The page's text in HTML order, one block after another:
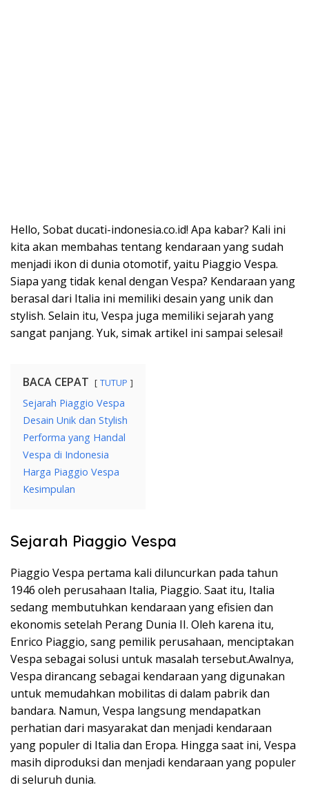
Hello, Sobat ducati-indonesia.co.id! Apa kabar? Kali ini
kita akan membahas tentang kendaraan yang sudah
menjadi ikon di dunia otomotif, yaitu Piaggio Vespa.
Siapa yang tidak kenal dengan Vespa? Kendaraan yang
berasal dari Italia ini memiliki desain yang unik dan
stylish. Selain itu, Vespa juga memiliki sejarah yang
sangat panjang. Yuk, simak artikel ini sampai selesai!
BACA CEPAT TUTUP
Sejarah Piaggio Vespa
Desain Unik dan Stylish
Performa yang Handal
Vespa di Indonesia
Harga Piaggio Vespa
Kesimpulan
Sejarah Piaggio Vespa
Piaggio Vespa pertama kali diluncurkan pada tahun
1946 oleh perusahaan Italia, Piaggio. Saat itu, Italia
sedang membutuhkan kendaraan yang efisien dan
ekonomis setelah Perang Dunia II. Oleh karena itu,
Enrico Piaggio, sang pemilik perusahaan, menciptakan
Vespa sebagai solusi untuk masalah tersebut.Awalnya,
Vespa dirancang sebagai kendaraan yang digunakan
untuk memudahkan mobilitas di dalam pabrik dan
bandara. Namun, Vespa langsung mendapatkan
perhatian dari masyarakat dan menjadi kendaraan
yang populer di Italia dan Eropa. Hingga saat ini, Vespa
masih diproduksi dan menjadi kendaraan yang populer
di seluruh dunia.